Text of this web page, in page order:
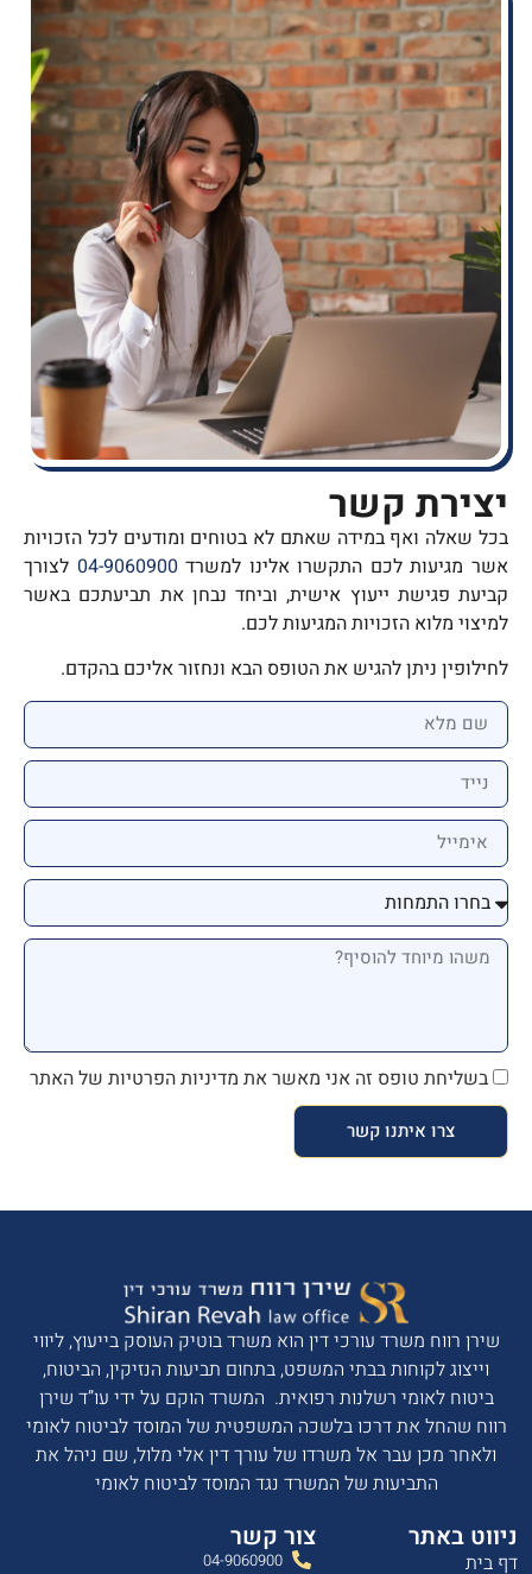
יצירת קשר
בכל שאלה ואף במידה שאתם לא בטוחים ומודעים לכל הזכויות
אשר מגיעות לכם התקשרו אלינו למשרד 04-9060900 לצורך
קביעת פגישת ייעוץ אישית, וביחד נבחן את תביעתכם באשר
למיצוי מלוא הזכויות המגיעות לכם.
לחילופין ניתן להגיש את הטופס הבא ונחזור אליכם בהקדם.
בשליחת טופס זה אני מאשר את מדיניות הפרטיות של האתר
צרו איתנו קשר
שירן רווח משרד עורכי דין הוא משרד בוטיק העוסק בייעוץ, ליווי
וייצוג לקוחות בבתי המשפט, בתחום תביעות הנזיקין, הביטוח,
ביטוח לאומי רשלנות רפואית. המשרד הוקם על ידי עו”ד שירן
רווח שהחל את דרכו בלשכה המשפטית של המוסד לביטוח לאומי
ולאחר מכן עבר אל משרדו של עורך דין אלי מלול, שם ניהל את
התביעות של המשרד נגד המוסד לביטוח לאומי
ניווט באתר
דף בית
צור קשר
04-9060900